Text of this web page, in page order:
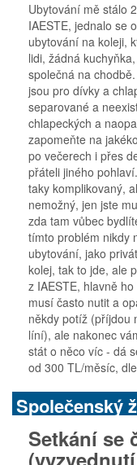
Ubytování mě stálo
IAESTE, jednalo se o
ubytování na koleji,
lidi, žádná
společná na
jsou pro dívky a
separované a
chlapeckých a
zapomeňte na
po večerech i přes
přáteli jiného
taky komplikovaný,
nemožný, jen jste
zda tam vůbec
tímto problém nikdy
ubytování, jako
kolej, tak to jde, ale
z IAESTE, hlavně
musí často nutit a
někdy potíž (příjdou
líní), ale nakonec
stát o něco víc - dá
od 300 TL/měsíc,
Společenský
Setkání se